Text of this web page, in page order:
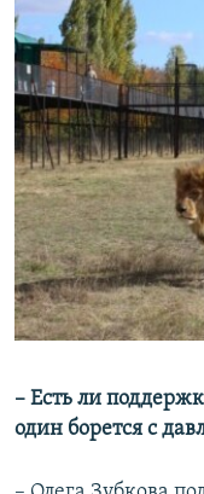
– Есть ли
один борется с